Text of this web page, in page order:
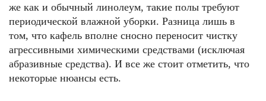
же как и обычный линолеум, такие полы требуют
периодической влажной уборки. Разница лишь в
том, что кафель вполне сносно переносит чистку
агрессивными химическими средствами (исключая
абразивные средства). И все же стоит отметить, что
некоторые нюансы есть.